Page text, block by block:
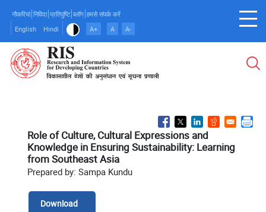
main
content
नौकरियां निविदा प्रतिपुष्टि ब्लॉग हमसे संपर्क करें
English
Hindi A+ A A-
Role of Culture, Cultural Expressions and
Knowledge in Ensuring Sustainability: Learning
from Southeast Asia
Prepared by: Sampa Kundu
Download